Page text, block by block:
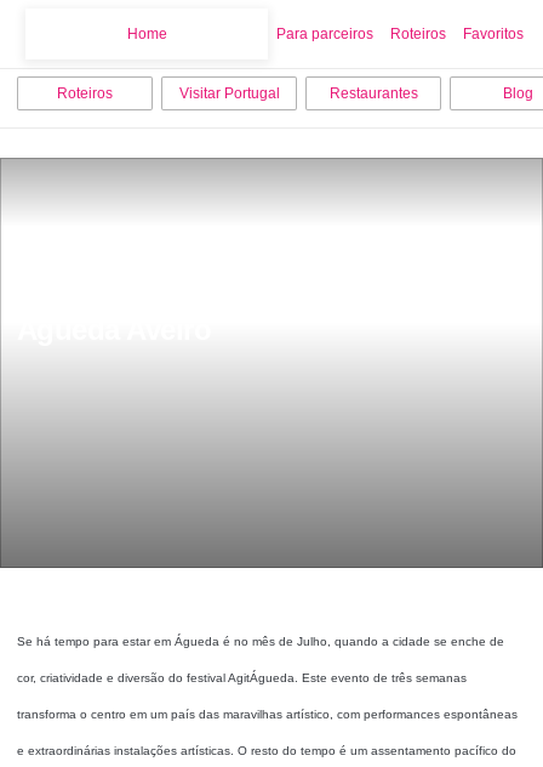
Home Para parceiros Roteiros Favoritos
Roteiros Visitar Portugal Restaurantes Blog
Se há tempo para estar em Águeda é no mês de Julho, quando a cidade se enche de
cor, criatividade e diversão do festival AgitÁgueda. Este evento de três semanas
transforma o centro em um país das maravilhas artístico, com performances espontâneas
e extraordinárias instalações artísticas. O resto do tempo é um assentamento pacífico do